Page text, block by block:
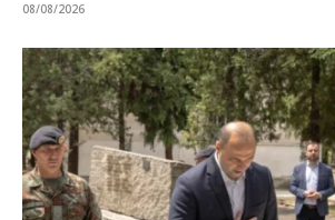
08/08/2026